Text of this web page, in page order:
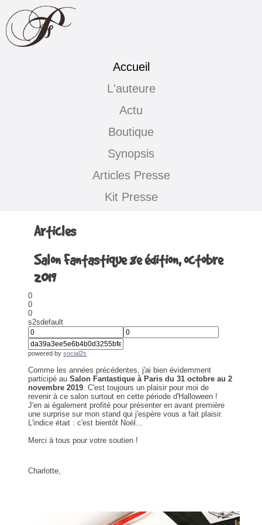
Accueil
L'auteure
Actu
Boutique
Synopsis
Articles Presse
Kit Presse
Articles
Salon Fantastique 8e édition, octobre
2019
0
0
0
s2sdefault
powered bysocial2s
Comme les années précédentes, j'ai bien évidemment
participé auSalon Fantastique à Paris du 31 octobre au 2
novembre 2019. C'est toujours un plaisir pour moi de
revenir à ce salon surtout en cette période d'Halloween !
J'en ai également profité pour présenter en avant première
une surprise sur mon stand qui j'espère vous a fait plaisir.
L'indice était : c'est bientôt Noël...
Merci à tous pour votre soutien !
Charlotte,